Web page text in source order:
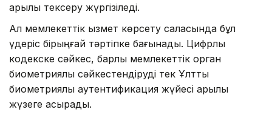
арқылы тексеру жүргізіледі.
Ал мемлекеттік қызмет көрсету саласында бұл
үдеріс бірыңғай тәртіпке бағынады. Цифрлық
кодекске сәйкес, барлық мемлекеттік орган
биометриялық сәйкестендіруді тек Ұлттық
биометриялық аутентификация жүйесі арқылы
жүзеге асырады.